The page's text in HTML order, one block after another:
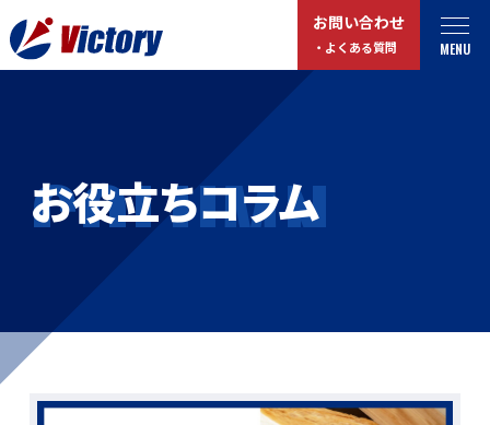
MENU
お問い合わせ
・よくある質問
事業紹介
総合解体 / 解体事業
産業廃棄物収集/ 運搬
企業概要
最新情報
お役立ちコラム
マイページログイン
お役立ちコラム
COLUMN